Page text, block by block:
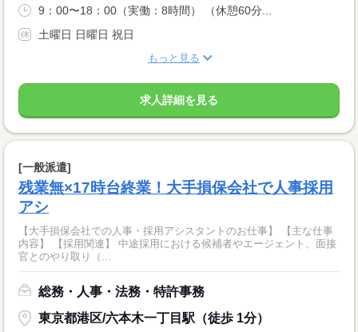
9：00〜18：00（実働：8時間） （休憩60分...
土曜日 日曜日 祝日
もっと見る
求人詳細を見る
[一般派遣]
残業無×17時台終業！大手損保会社で人事採用
アシ
【大手損保会社での人事・採用アシスタントのお仕事】 【主な仕事
内容】 【採用関連】 中途採用における候補者やエージェント、面接
官とのやり取り（...
総務・人事・法務・特許事務
東京都港区/六本木一丁目駅（徒歩 1分）